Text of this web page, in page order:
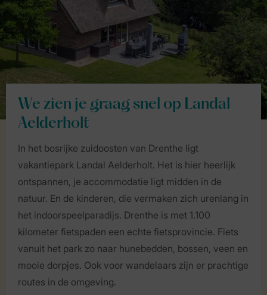
We zien je graag snel op Landal
Aelderholt
In het bosrijke zuidoosten van Drenthe ligt
vakantiepark Landal Aelderholt. Het is hier heerlijk
ontspannen, je accommodatie ligt midden in de
natuur. En de kinderen, die vermaken zich urenlang in
het indoorspeelparadijs. Drenthe is met 1.100
kilometer fietspaden een echte fietsprovincie. Fiets
vanuit het park zo naar hunebedden, bossen, veen en
mooie dorpjes. Ook voor wandelaars zijn er prachtige
routes in de omgeving.